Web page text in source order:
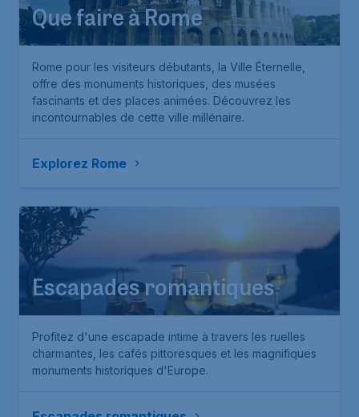
Que faire à Rome
Rome pour les visiteurs débutants, la Ville Éternelle,
offre des monuments historiques, des musées
fascinants et des places animées. Découvrez les
incontournables de cette ville millénaire.
Explorez Rome
Escapades romantiques
Profitez d'une escapade intime à travers les ruelles
charmantes, les cafés pittoresques et les magnifiques
monuments historiques d'Europe.